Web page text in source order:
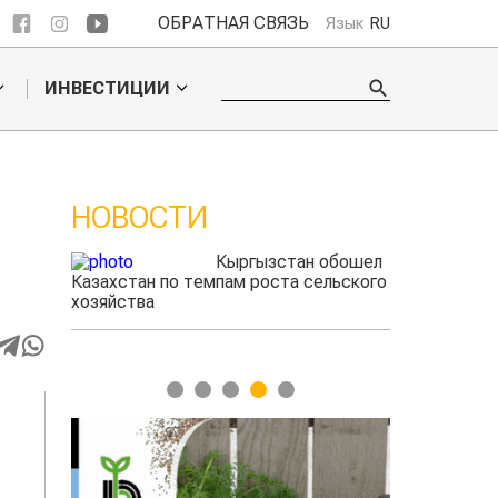
ОБРАТНАЯ СВЯЗЬ Язык RU
ИНВЕСТИЦИИ
НОВОСТИ
Ученые нашли
способ повысить
1 2 3 4 5